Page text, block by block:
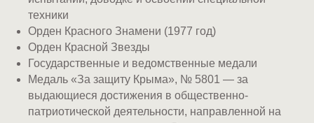
техники
Орден Красного Знамени (1977 год)
Орден Красной Звезды
Государственные и ведомственные медали
Медаль «За защиту Крыма», № 5801 — за
выдающиеся достижения в общественно-
патриотической деятельности, направленной на